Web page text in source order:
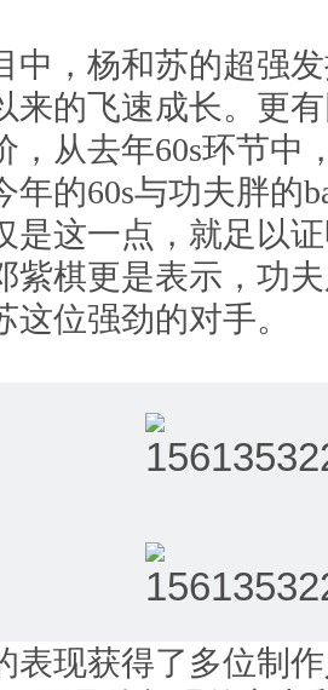
中，杨和苏的超强
来的飞速成长。更
，从去年60s环节中
年的60s与功夫胖的
是这一点，就足以
紫棋更是表示，功
这位强劲的对手。
表现获得了多位制